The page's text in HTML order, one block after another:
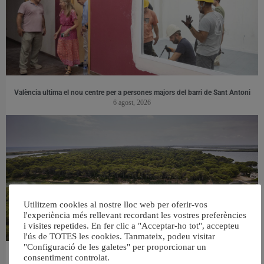
València ultima el nou centre per a persones majors del barri de Sant Antoni
6 agost, 2026
València retira prop de 15.000 litres de residus de la Devesa durant el mes de
Utilitzem cookies al nostre lloc web per oferir-vos
l'experiència més rellevant recordant les vostres preferències
i visites repetides. En fer clic a "Acceptar-ho tot", accepteu
l'ús de TOTES les cookies. Tanmateix, podeu visitar
"Configuració de les galetes" per proporcionar un
consentiment controlat.